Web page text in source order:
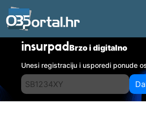
insurpadBrzo i digitalno
Unesi registraciju i usporedi ponude